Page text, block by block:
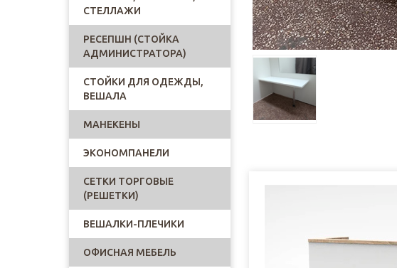
СТЕЛЛАЖИ
РЕСЕПШН (СТОЙКА
АДМИНИСТРАТОРА)
СТОЙКИ ДЛЯ ОДЕЖДЫ,
ВЕШАЛА
МАНЕКЕНЫ
ЭКОНОМПАНЕЛИ
СЕТКИ ТОРГОВЫЕ
(РЕШЕТКИ)
ВЕШАЛКИ-ПЛЕЧИКИ
ОФИСНАЯ МЕБЕЛЬ